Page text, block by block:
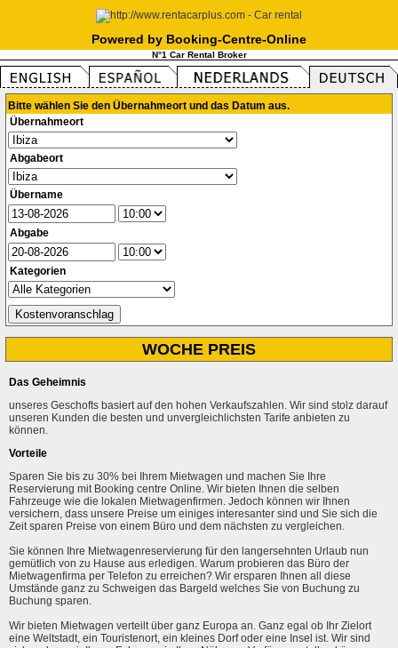
Powered by Booking-Centre-Online
N°1 Car Rental Broker
Bitte wählen Sie den Übernahmeort und das Datum aus.
Übernahmeort
Abgabeort
Übername
Abgabe
Kategorien
WOCHE PREIS
Das Geheimnis
unseres Geschofts basiert auf den hohen Verkaufszahlen. Wir sind stolz darauf
unseren Kunden die besten und unvergleichlichsten Tarife anbieten zu
können.
Vorteile
Sparen Sie bis zu 30% bei Ihrem Mietwagen und machen Sie Ihre
Reservierung mit Booking centre Online. Wir bieten Ihnen die selben
Fahrzeuge wie die lokalen Mietwagenfirmen. Jedoch können wir Ihnen
versichern, dass unsere Preise um einiges interesanter sind und Sie sich die
Zeit sparen Preise von einem Büro und dem nächsten zu vergleichen.
Sie können Ihre Mietwagenreservierung für den langersehnten Urlaub nun
gemütlich von zu Hause aus erledigen. Warum probieren das Büro der
Mietwagenfirma per Telefon zu erreichen? Wir ersparen Ihnen all diese
Umstände ganz zu Schweigen das Bargeld welches Sie von Buchung zu
Buchung sparen.
Wir bieten Mietwagen verteilt über ganz Europa an. Ganz egal ob Ihr Zielort
eine Weltstadt, ein Touristenort, ein kleines Dorf oder eine Insel ist. Wir sind